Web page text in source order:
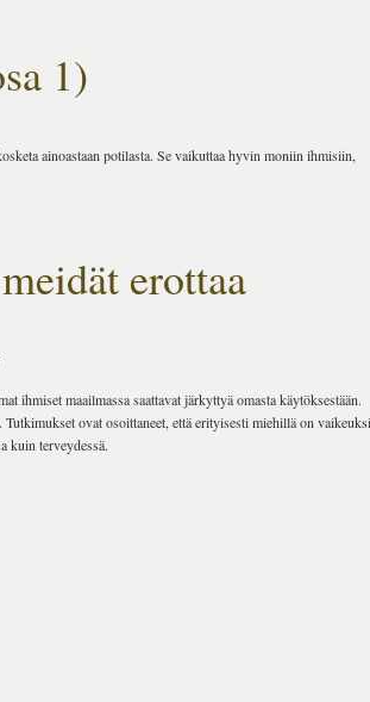
1)
ainoastaan potilasta. Se vaikuttaa hyvin moniin ihmisiin,
erottaa
ihmiset maailmassa saattavat järkyttyä omasta käytöksestään.
ovat osoittaneet, että erityisesti miehillä on
kuin terveydessä.